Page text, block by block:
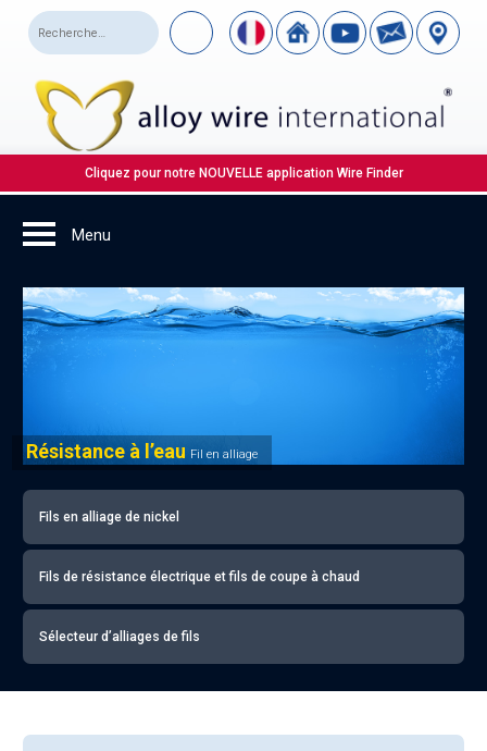
Cliquez pour notre NOUVELLE application Wire Finder
Résistance à l’eau Fil en alliage
Fils en alliage de nickel
Fils de résistance électrique et fils de coupe à chaud
Sélecteur d’alliages de fils